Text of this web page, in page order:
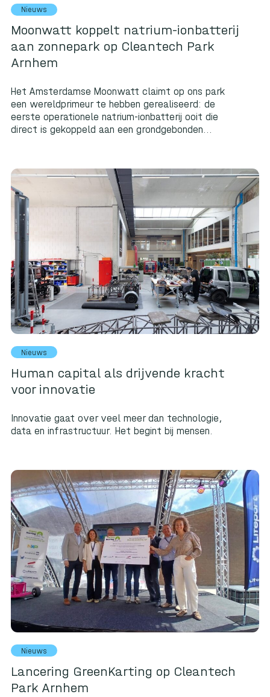
Nieuws
Moonwatt koppelt natrium-ionbatterij
aan zonnepark op Cleantech Park
Arnhem
Het Amsterdamse Moonwatt claimt op ons park
een wereldprimeur te hebben gerealiseerd: de
eerste operationele natrium-ionbatterij ooit die
direct is gekoppeld aan een grondgebonden...
Nieuws
Human capital als drijvende kracht
voor innovatie
Innovatie gaat over veel meer dan technologie,
data en infrastructuur. Het begint bij mensen.
Nieuws
Lancering GreenKarting op Cleantech
Park Arnhem